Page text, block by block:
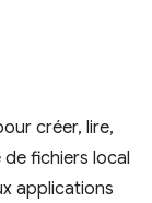
créer, lire,
fichiers local
applications